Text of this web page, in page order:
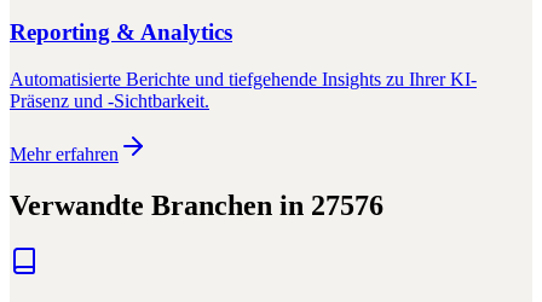
Reporting & Analytics
Automatisierte Berichte und tiefgehende Insights zu Ihrer KI-
Präsenz und -Sichtbarkeit.
Mehr erfahren
Verwandte Branchen in 27576